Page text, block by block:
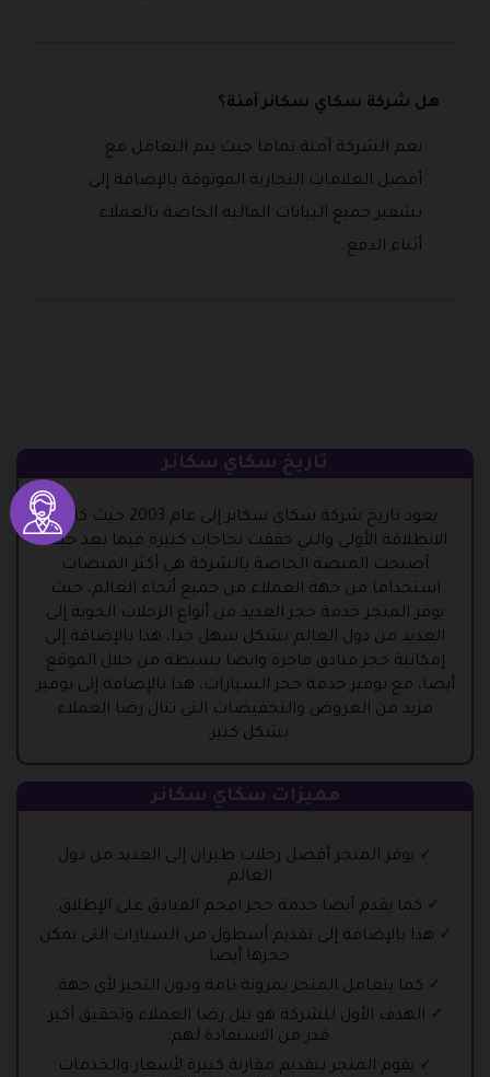
هل شركة سكاي سكانر آمنة؟
نعم الشركة آمنة تماما حيث يتم التعامل مع
أفضل العلامات التجارية الموثوقة بالإضافة إلى
تشفير جميع البيانات المالية الخاصة بالعملاء
أثناء الدفع.
تاريخ سكاي سكانر
يعود تاريخ شركة سكاي سكانر إلى عام 2003 حيث كانت
الانطلاقة الأولى والتي حققت نجاحات كبيرة فيما بعد حيث
أصبحت المنصة الخاصة بالشركة هي أكثر المنصات
استخداما من جهة العملاء من جميع أنحاء العالم، حيث
يوفر المتجر خدمة حجز العديد من أنواع الرحلات الجوية إلى
العديد من دول العالم بشكل سهل جدا، هذا بالإضافة إلى
إمكانية حجز فنادق فاخرة وايضا بسيطة من خلال الموقع
أيضا، مع توفير خدمة حجز السيارات، هذا بالإضافة إلى توفير
مزيد من العروض والتخفيضات التي تنال رضا العملاء
بشكل كبير.
مميزات سكاي سكانر
يوفر المتجر أفضل رحلات طيران إلى العديد من دول
العالم.
كما يقدم أيضا خدمة حجز افخم الفنادق على الإطلاق.
هذا بالإضافة إلى تقديم أسطول من السيارات التي يمكن
حجزها أيضا.
كما يتعامل المتجر بمرونة تامة ودون التحيز لأي جهة.
الهدف الأول للشركة هو نيل رضا العملاء وتحقيق أكبر
قدر من الاستفادة لهم.
يقوم المتجر بتقديم مقارنة كبيرة لأسعار والخدمات